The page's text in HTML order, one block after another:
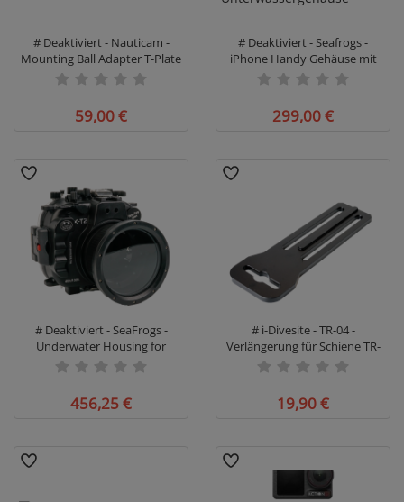
# Deaktiviert - Nauticam -
Mounting Ball Adapter T-Plate
59,00 €
# Deaktiviert - Seafrogs -
iPhone Handy Gehäuse mit
Bluetooth 2022 - Smartphone
299,00 €
# Deaktiviert - SeaFrogs -
Underwater Housing for
Fujifilm X-T2 (16-50MM & 18-
für Fujifilm X-T2 Kamera
456,25 €
# i-Divesite - TR-04 -
Verlängerung für Schiene TR-
04 - Restposten
19,90 €